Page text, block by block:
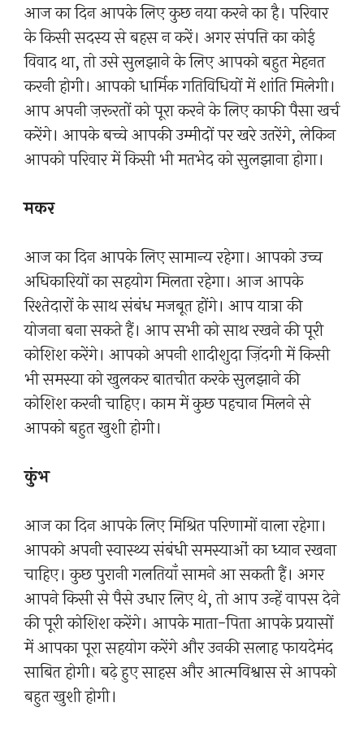
आज का दिन आपके लिए कुछ नया करने का है। परिवार
के किसी सदस्य से बहस न करें। अगर संपत्ति का कोई
विवाद था, तो उसे सुलझाने के लिए आपको बहुत मेहनत
करनी होगी। आपको धार्मिक गतिविधियों में शांति मिलेगी।
आप अपनी ज़रूरतों को पूरा करने के लिए काफी पैसा खर्च
करेंगे। आपके बच्चे आपकी उम्मीदों पर खरे उतरेंगे, लेकिन
आपको परिवार में किसी भी मतभेद को सुलझाना होगा।
मकर
आज का दिन आपके लिए सामान्य रहेगा। आपको उच्च
अधिकारियों का सहयोग मिलता रहेगा। आज आपके
रिश्तेदारों के साथ संबंध मजबूत होंगे। आप यात्रा की
योजना बना सकते हैं। आप सभी को साथ रखने की पूरी
कोशिश करेंगे। आपको अपनी शादीशुदा ज़िंदगी में किसी
भी समस्या को खुलकर बातचीत करके सुलझाने की
कोशिश करनी चाहिए। काम में कुछ पहचान मिलने से
आपको बहुत खुशी होगी।
कुंभ
आज का दिन आपके लिए मिश्रित परिणामों वाला रहेगा।
आपको अपनी स्वास्थ्य संबंधी समस्याओं का ध्यान रखना
चाहिए। कुछ पुरानी गलतियाँ सामने आ सकती हैं। अगर
आपने किसी से पैसे उधार लिए थे, तो आप उन्हें वापस देने
की पूरी कोशिश करेंगे। आपके माता-पिता आपके प्रयासों
में आपका पूरा सहयोग करेंगे और उनकी सलाह फायदेमंद
साबित होगी। बढ़े हुए साहस और आत्मविश्वास से आपको
बहुत खुशी होगी।